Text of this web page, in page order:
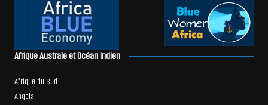
Afrique Australe et Océan Indien
Afrique du Sud
Angola